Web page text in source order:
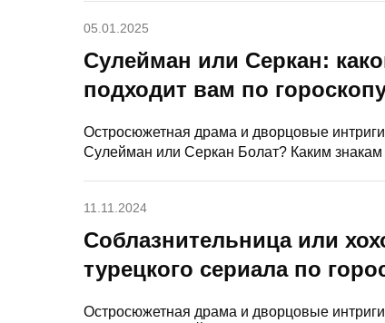
05.01.2025
Сулейман или Серкан:
подходит вам по
Остросюжетная драма и дворцовые
Сулейман или Серкан Болат? Каким знакам
11.11.2024
Соблазнительница или
турецкого сериала по
Остросюжетная драма и дворцовые